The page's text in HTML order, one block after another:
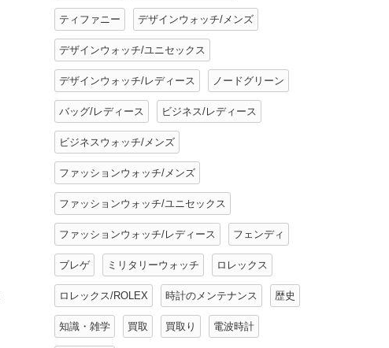
ティファニー デザインウォッチ/メンズ
デザインウォッチ/ユニセックス
デザインウォッチ/レディース ノードグリーン
バッグ/レディース ビジネス/レディース
ビジネスウォッチ/メンズ
ファッションウォッチ/メンズ
ファッションウォッチ/ユニセックス
ファッションウォッチ/レディース フェンディ
ブレゲ ミリタリーウォッチ ロレックス
ロレックス/ROLEX 時計のメンテナンス 歴史
知識・雑学 買取 買取り 電波時計